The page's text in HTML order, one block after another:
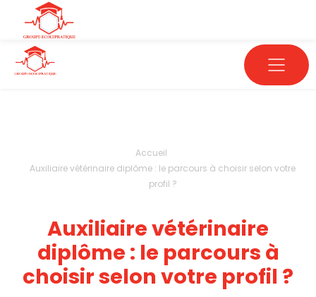
Accueil
Auxiliaire vétérinaire diplôme : le parcours à choisir selon votre
profil ?
Auxiliaire vétérinaire
diplôme : le parcours à
choisir selon votre profil ?